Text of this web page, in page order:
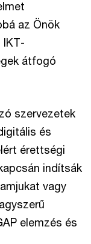
az Önök
IKT-
átfogó
szervezetek
és
érettségi
indítsák
vagy
elemzés és